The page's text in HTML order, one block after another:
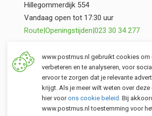
Hillegommerdijk 554
Vandaag open tot 17:30 uur
Route|Openingstijden|023 30 34 277
Opslag Valkenburg (ZH)
Torenvlietslaan 3
Vandaag open tot 17:00 uur
Route|Openingstijden |071 401 34 44
www.postmus.nl gebruikt cookies om
verbeteren en te analyseren, voor
ervoor te zorgen dat je relevante
krijgt. Als je meer wilt weten over
hier voorons cookie beleid . Bij
www.postmus.nl toestemming voor